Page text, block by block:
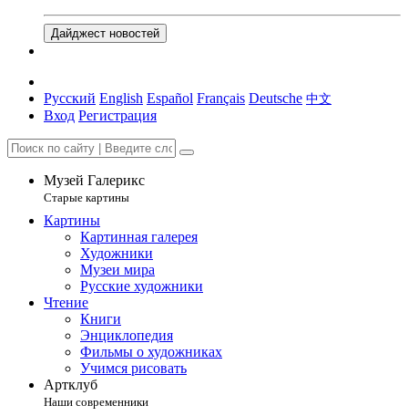
Дайджест новостей
Русский English Español Français Deutsche 中文
Вход Регистрация
Музей Галерикс
Старые картины
Картины
Картинная галерея
Художники
Музеи мира
Русские художники
Чтение
Книги
Энциклопедия
Фильмы о художниках
Учимся рисовать
Артклуб
Наши современники